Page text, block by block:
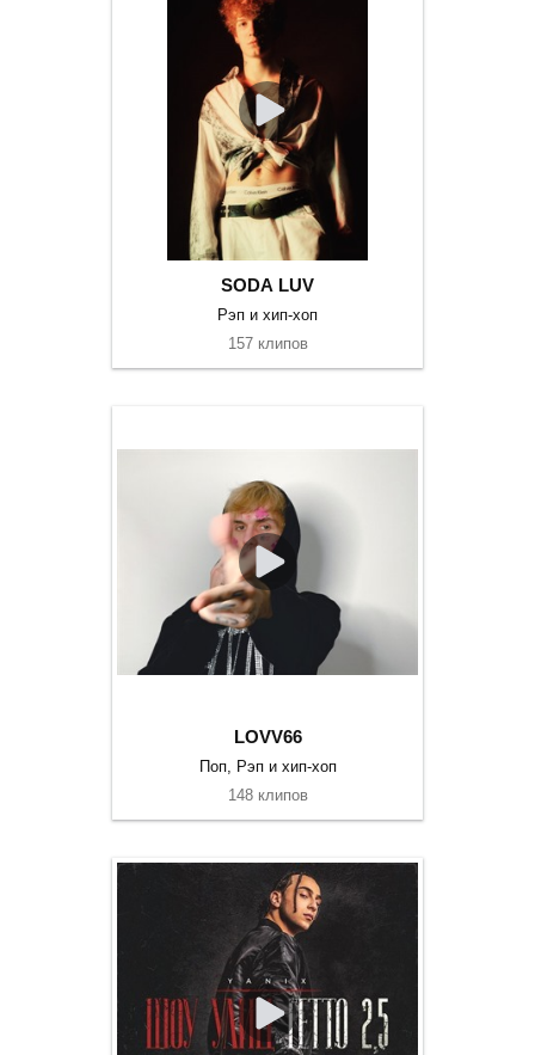
SODA LUV
Рэп и хип-хоп
157 клипов
LOVV66
Поп, Рэп и хип-хоп
148 клипов